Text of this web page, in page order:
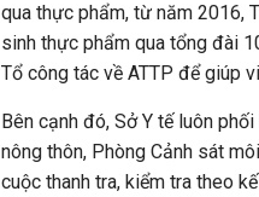
qua thực phẩm, từ năm 2016,
sinh thực phẩm qua tổng đài
Tổ công tác về ATTP để giúp
Bên cạnh đó, Sở Y tế luôn
nông thôn, Phòng Cảnh sát
cuộc thanh tra, kiểm tra theo